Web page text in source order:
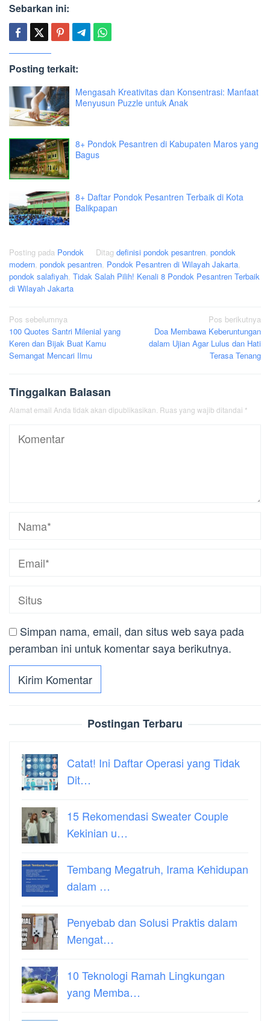
Sebarkan ini:
Posting terkait:
Mengasah Kreativitas dan Konsentrasi: Manfaat
Menyusun Puzzle untuk Anak
8+ Pondok Pesantren di Kabupaten Maros yang
Bagus
8+ Daftar Pondok Pesantren Terbaik di Kota
Balikpapan
Posting pada Pondok Ditag definisi pondok pesantren, pondok
modern, pondok pesantren, Pondok Pesantren di Wilayah Jakarta,
pondok salafiyah, Tidak Salah Pilih! Kenali 8 Pondok Pesantren Terbaik
di Wilayah Jakarta
Navigasi
pos
Pos sebelumnya
100 Quotes Santri Milenial yang
Keren dan Bijak Buat Kamu
Semangat Mencari Ilmu
Pos berikutnya
Doa Membawa Keberuntungan
dalam Ujian Agar Lulus dan Hati
Terasa Tenang
Tinggalkan Balasan
Alamat email Anda tidak akan dipublikasikan. Ruas yang wajib ditandai *
Simpan nama, email, dan situs web saya pada
peramban ini untuk komentar saya berikutnya.
Postingan Terbaru
Catat! Ini Daftar Operasi yang Tidak
Dit…
15 Rekomendasi Sweater Couple
Kekinian u…
Tembang Megatruh, Irama Kehidupan
dalam …
Penyebab dan Solusi Praktis dalam
Mengat…
10 Teknologi Ramah Lingkungan
yang Memba…